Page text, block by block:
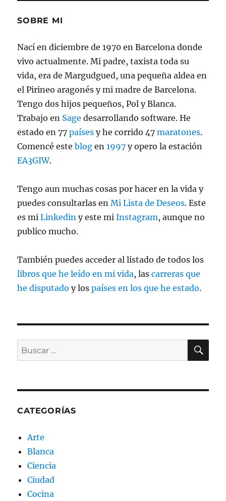
SOBRE MI
Nací en diciembre de 1970 en Barcelona donde
vivo actualmente. Mi padre, taxista toda su
vida, era de Margudgued, una pequeña aldea en
el Pirineo aragonés y mi madre de Barcelona.
Tengo dos hijos pequeños, Pol y Blanca.
Trabajo en Sage desarrollando software. He
estado en 77países y he corrido 47maratones.
Comencé esteblog en1997 y opero la estación
EA3GIW.
Tengo aun muchas cosas por hacer en la vida y
puedes consultarlas enMi Lista de Deseos. Este
es miLinkedin y este miInstagram, aunque no
publico mucho.
También puedes acceder al listado de todos los
libros que he leído en mi vida, lascarreras que
he disputado y lospaíses en los que he estado.
Buscar
por:
CATEGORÍAS
Arte
Blanca
Ciencia
Ciudad
Cocina